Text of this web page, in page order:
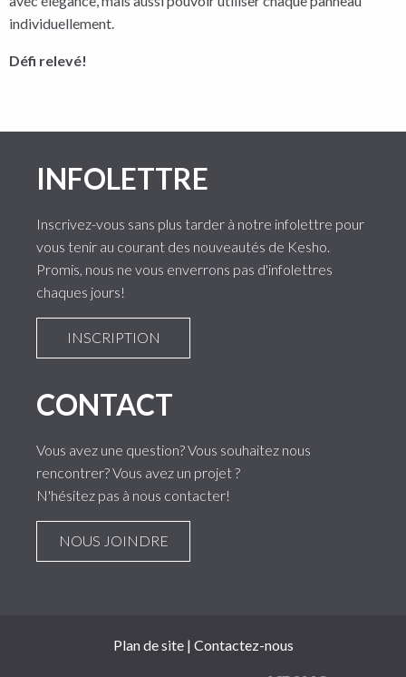
individuellement.
Défi relevé!
INFOLETTRE
Inscrivez-vous sans plus tarder à notre infolettre pour
vous tenir au courant des nouveautés de Kesho.
Promis, nous ne vous enverrons pas d'infolettres
chaques jours!
INSCRIPTION
CONTACT
Vous avez une question? Vous souhaitez nous
rencontrer? Vous avez un projet ?
N'hésitez pas à nous contacter!
NOUS JOINDRE
Plan de site| Contactez-nous